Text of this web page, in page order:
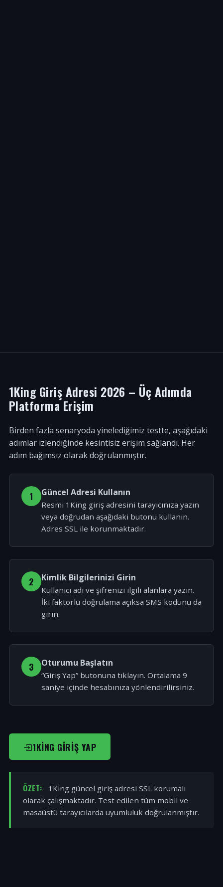
1King Giriş Adresi 2026 – Üç Adımda
Platforma Erişim
Birden fazla senaryoda yinelediğimiz testte, aşağıdaki
adımlar izlendiğinde kesintisiz erişim sağlandı. Her
adım bağımsız olarak doğrulanmıştır.
1 Güncel Adresi Kullanın
Resmi 1King giriş adresini tarayıcınıza yazın
veya doğrudan aşağıdaki butonu kullanın.
Adres SSL ile korunmaktadır.
2 Kimlik Bilgilerinizi Girin
Kullanıcı adı ve şifrenizi ilgili alanlara yazın.
İki faktörlü doğrulama açıksa SMS kodunu da
girin.
3 Oturumu Başlatın
“Giriş Yap” butonuna tıklayın. Ortalama 9
saniye içinde hesabınıza yönlendirilirsiniz.
1KING GIRIŞ YAP
ÖZET:
1King güncel giriş adresi SSL korumalı
olarak çalışmaktadır. Test edilen tüm mobil ve
masaüstü tarayıcılarda uyumluluk doğrulanmıştır.